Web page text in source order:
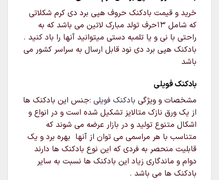
خرید و قیمت بادکنک حروف هپی برد دی کرم شکلاتی
که شامل ۱۳حرف تولد مبارک لاتین می باشد که به
راحتی با نی و یا تلمبه دستی میتوانید آنها را باد کنید .
بادکنک هپی برد دی نود قابل ارسال به سراسر کشور می
باشد
بادکنک فویلی
مشخصات و ویژگی بادکنک فویلی :جنس این بادکنک ها
از یک ورق نازک متالایز تشکیل شده است و در انواع و
اشکال متنوع تولید و در بازار عرضه می شوند که
متناسب با هر مراسمی می توان از آنها بهره برد و یک
قابلیت منحصر به فردی که این نوع بادکنک ها دارند
دوام و ماندگاری زیاد این بادکنک ها نسبت به سایر
بادکنک ها می باشد .